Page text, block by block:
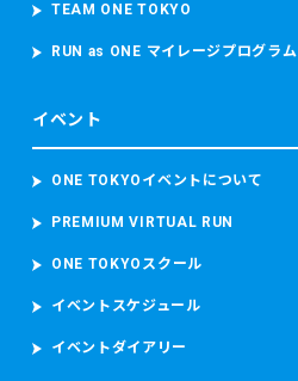
TEAM ONE TOKYO
RUN as ONE マイレージプログラム
イベント
ONE TOKYOイベントについて
PREMIUM VIRTUAL RUN
ONE TOKYOスクール
イベントスケジュール
イベントダイアリー